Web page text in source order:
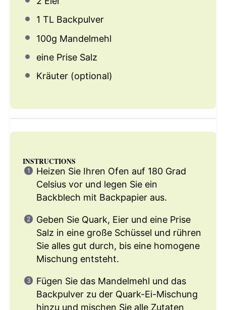
1 TL Backpulver
100g Mandelmehl
eine Prise Salz
Kräuter (optional)
INSTRUCTIONS
Heizen Sie Ihren Ofen auf 180 Grad
Celsius vor und legen Sie ein
Backblech mit Backpapier aus.
Geben Sie Quark, Eier und eine Prise
Salz in eine große Schüssel und rühren
Sie alles gut durch, bis eine homogene
Mischung entsteht.
Fügen Sie das Mandelmehl und das
Backpulver zu der Quark-Ei-Mischung
hinzu und mischen Sie alle Zutaten